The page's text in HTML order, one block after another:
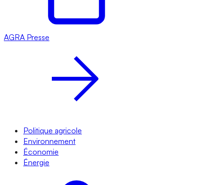
AGRA Presse
Politique agricole
Environnement
Économie
Énergie